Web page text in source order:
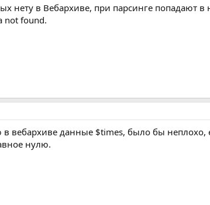
нету в Вебархиве, при парсинге
not found.
вебархиве данные $times, было бы неплохо,
нулю.